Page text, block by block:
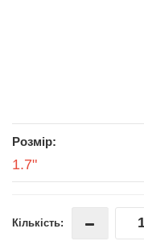
Розмір:
1.7"
Кількість: